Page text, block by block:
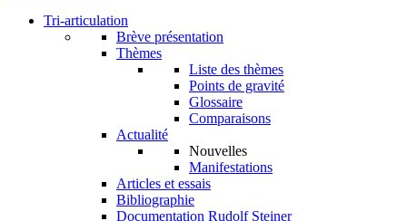
Tri-articulation
Brève présentation
Thèmes
Liste des thèmes
Points de gravité
Glossaire
Comparaisons
Actualité
Nouvelles
Manifestations
Articles et essais
Bibliographie
Documentation Rudolf Steiner